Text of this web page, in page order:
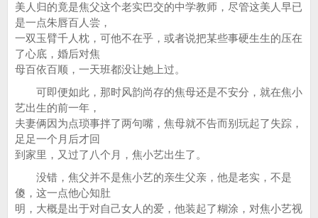
美人归的竟是焦父这个老实巴交的中学教师，尽管这美人早已
是一点朱唇百人尝，
一双玉臂千人枕，可他不在乎，或者说把某些事硬生生的压在
了心底，婚后对焦
母百依百顺，一天班都没让她上过。
可即便如此，那时风韵尚存的焦母还是不安分，就在焦小
艺出生的前一年，
夫妻俩因为点琐事拌了两句嘴，焦母就不告而别玩起了失踪，
足足一个月后才回
到家里，又过了八个月，焦小艺出生了。
没错，焦父并不是焦小艺的亲生父亲，他是老实，不是
傻，这一点他心知肚
明，大概是出于对自己女人的爱，他装起了糊涂，对焦小艺视